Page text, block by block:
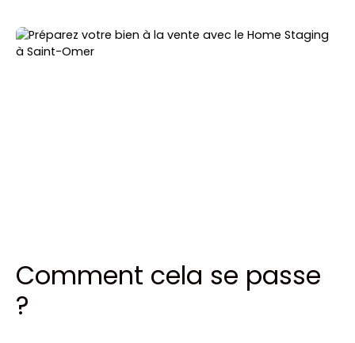
Comment cela se passe
?